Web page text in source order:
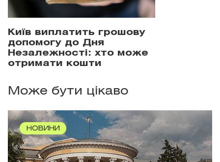
Київ виплатить грошову
допомогу до Дня
Незалежності: хто може
отримати кошти
Може бути цікаво
НОВИНИ